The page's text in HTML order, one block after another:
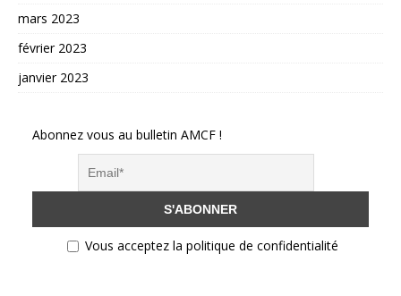
mars 2023
février 2023
janvier 2023
Abonnez vous au bulletin AMCF !
Vous acceptez la politique de confidentialité